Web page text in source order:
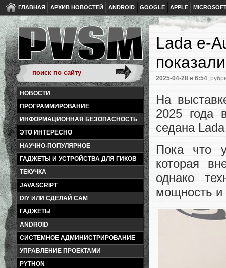
ГЛАВНАЯ АРХИВ НОВОСТЕЙ ANDROID GOOGLE APPLE
НОВОСТИ
ПРОГРАММИРОВАНИЕ
ИНФОРМАЦИОННАЯ БЕЗОПАСНОСТЬ
ЭТО ИНТЕРЕСНО
НАУЧНО-ПОПУЛЯРНОЕ
ГАДЖЕТЫ И УСТРОЙСТВА ДЛЯ ГИКОВ
ТЕКУЧКА
JAVASCRIPT
DIY ИЛИ СДЕЛАЙ САМ
ГАДЖЕТЫ
ANDROID
СИСТЕМНОЕ АДМИНИСТРИРОВАНИЕ
УПРАВЛЕНИЕ ПРОЕКТАМИ
PYTHON
Lada e-
2025-04-28 в 6:54,
На
2025 года
седана
Пока что
которая
однако
мощность и